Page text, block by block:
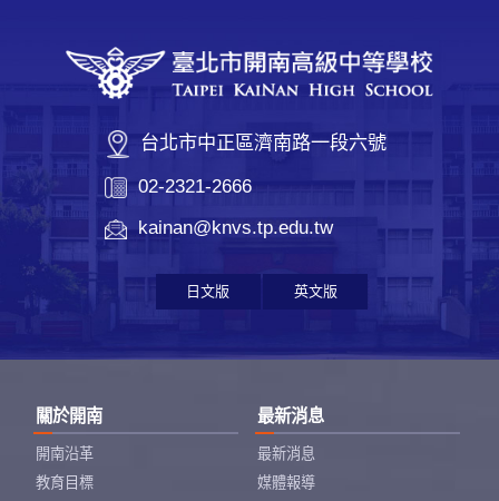
台北市中正區濟南路一段六號
02-2321-2666
kainan@knvs.tp.edu.tw
日文版 英文版
關於開南
開南沿革
教育目標
最新消息
最新消息
媒體報導